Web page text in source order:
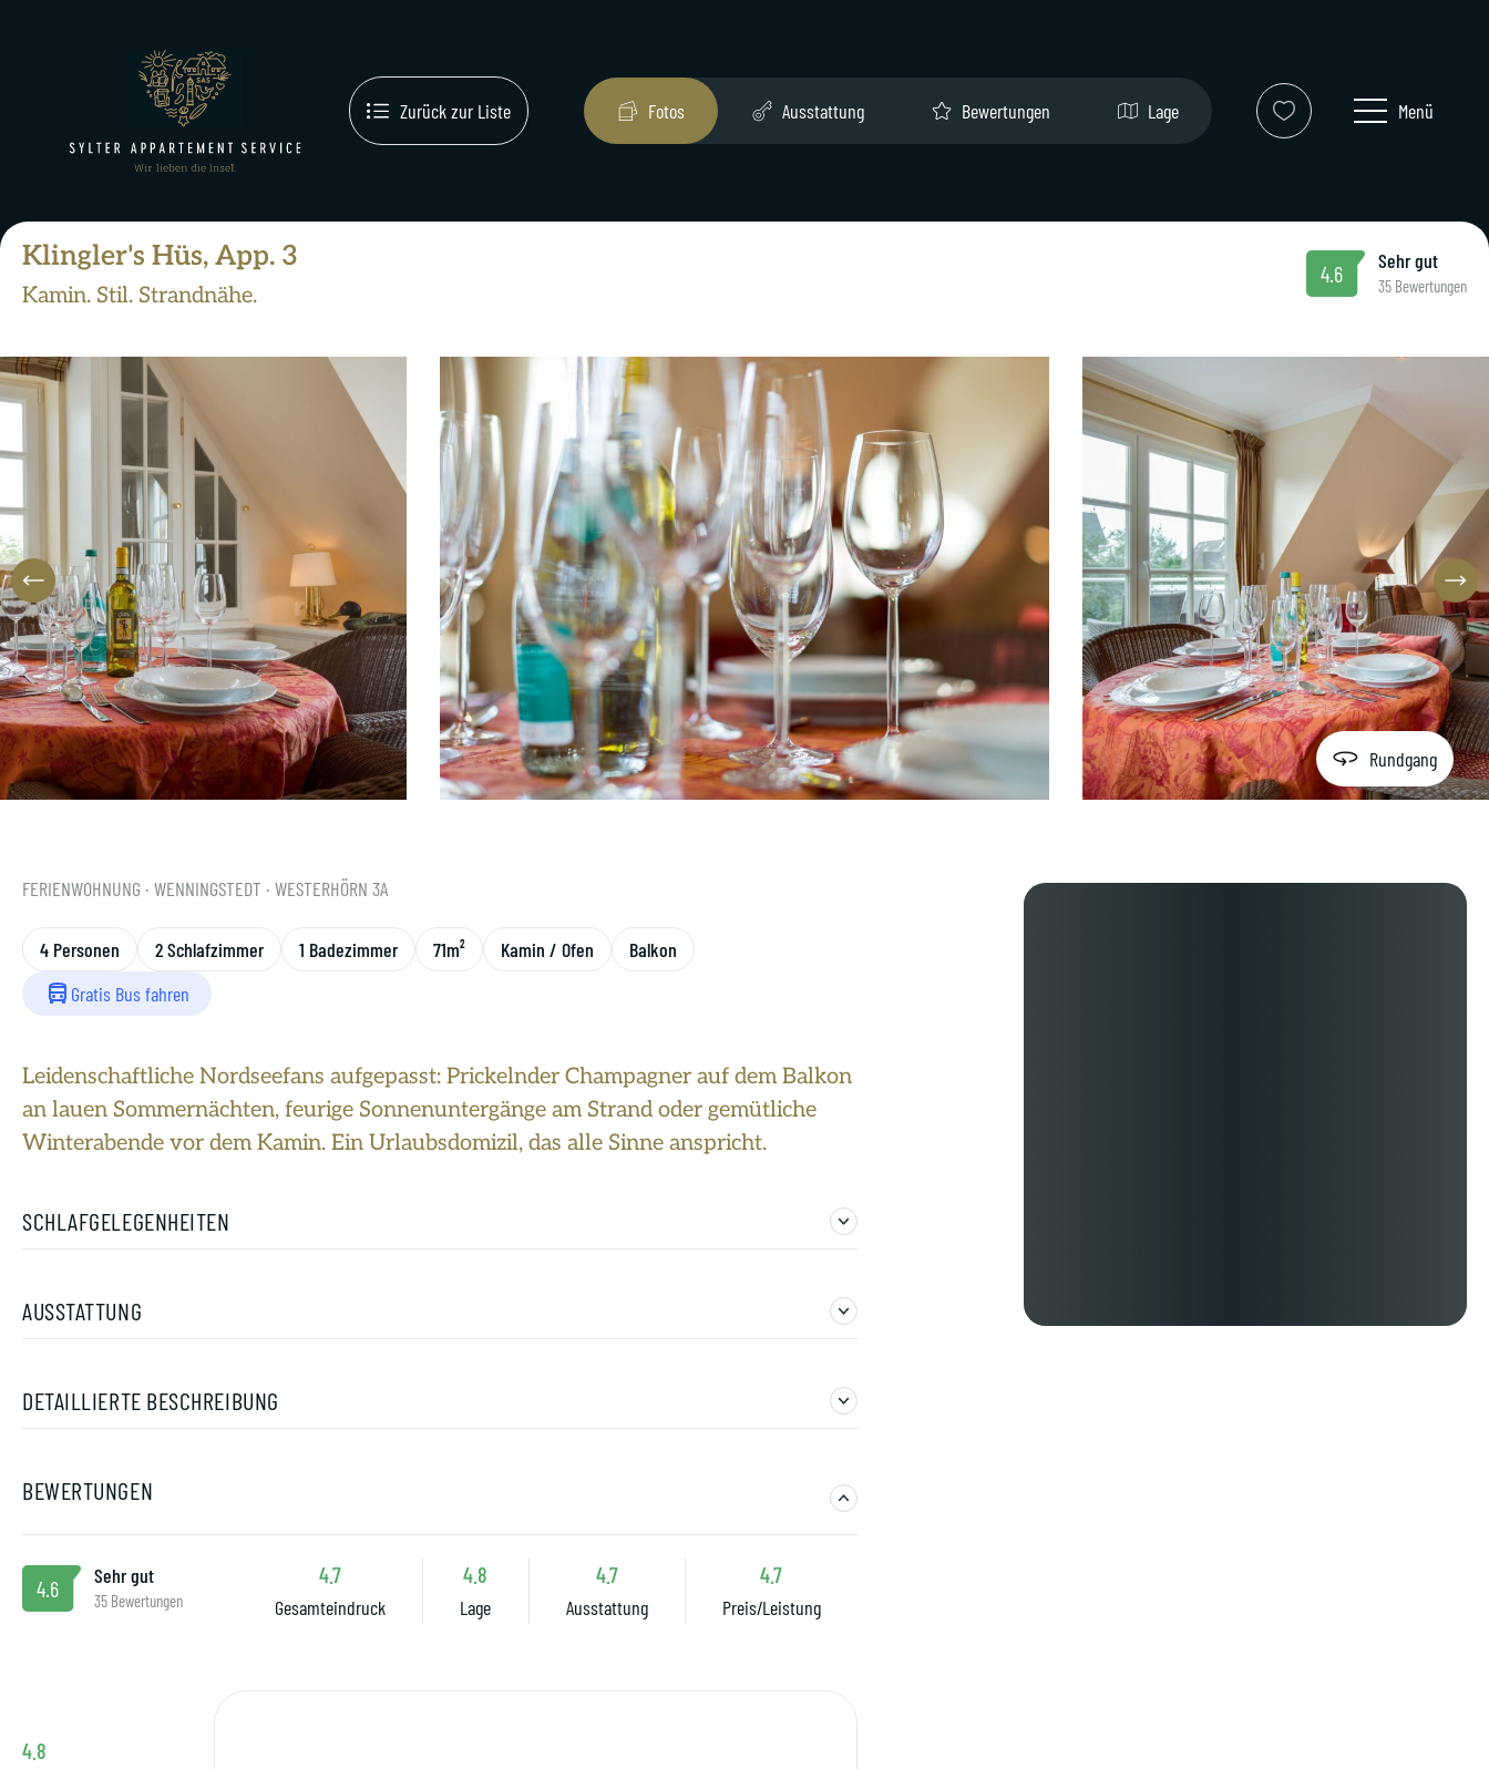
Zurück zur Liste Fotos Ausstattung Bewertungen Lage Menü
Klingler's Hüs, App. 3
Kamin. Stil. Strandnähe.
4.6 Sehr gut
35 Bewertungen
Rundgang
FERIENWOHNUNG · WENNINGSTEDT · WESTERHÖRN 3A
4 Personen 2 Schlafzimmer 1 Badezimmer 71m² Kamin / Ofen
Balkon
Gratis Bus fahren
Leidenschaftliche Nordseefans aufgepasst: Prickelnder Champagner auf dem Balkon
an lauen Sommernächten, feurige Sonnenuntergänge am Strand oder gemütliche
Winterabende vor dem Kamin. Ein Urlaubsdomizil, das alle Sinne anspricht.
SCHLAFGELEGENHEITEN
AUSSTATTUNG
DETAILLIERTE BESCHREIBUNG
BEWERTUNGEN
4.6 Sehr gut
35 Bewertungen
4.7
Gesamteindruck
4.8
Lage
4.7
Ausstattung
4.7
Preis/Leistung
4.8